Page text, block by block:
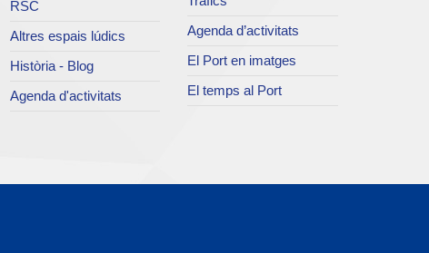
RSC
Altres espais lúdics
Història - Blog
Agenda d'activitats
Agenda d’activitats
El Port en imatges
El temps al Port